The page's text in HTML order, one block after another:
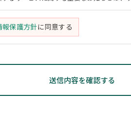
報保護方針に同意する